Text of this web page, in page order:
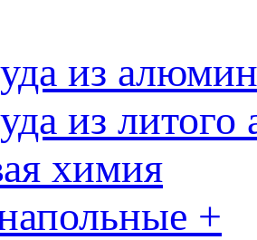
из
из
химия
+